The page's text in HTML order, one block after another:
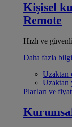
Kişisel
Remote
Hızlı ve
Daha fazla bilgi
Uzaktan
Uzaktan
Planları ve